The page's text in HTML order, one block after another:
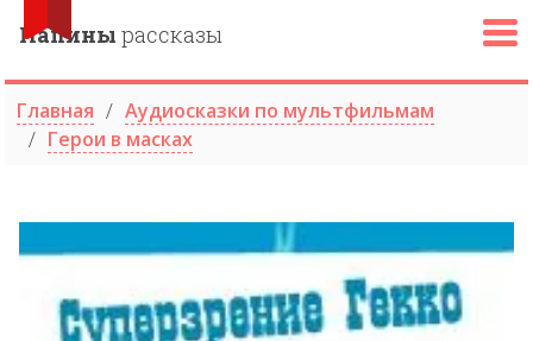
Папины рассказы
Главная
Аудиосказки по мультфильмам
Герои в масках